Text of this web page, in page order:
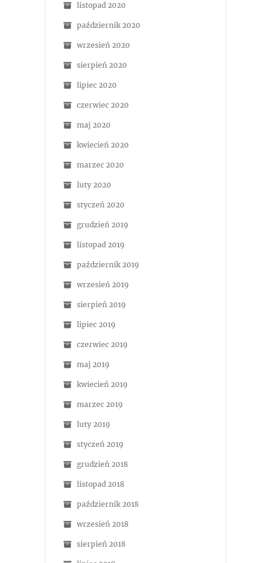
listopad 2020
październik 2020
wrzesień 2020
sierpień 2020
lipiec 2020
czerwiec 2020
maj 2020
kwiecień 2020
marzec 2020
luty 2020
styczeń 2020
grudzień 2019
listopad 2019
październik 2019
wrzesień 2019
sierpień 2019
lipiec 2019
czerwiec 2019
maj 2019
kwiecień 2019
marzec 2019
luty 2019
styczeń 2019
grudzień 2018
listopad 2018
październik 2018
wrzesień 2018
sierpień 2018